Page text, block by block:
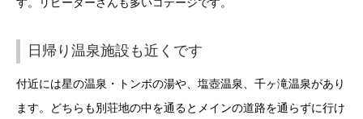
日帰り温泉施設も近くです
付近には星の温泉・トンボの湯や、塩壺温泉、千ヶ滝温泉があり
ます。どちらも別荘地の中を通るとメインの道路を通らずに行け